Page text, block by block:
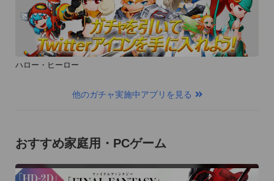
ハロー・ヒーロー
他のガチャ実施中アプリを見る
おすすめ家庭用・PCゲーム